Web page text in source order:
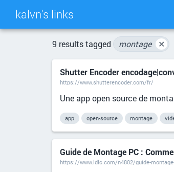
kalvn's links
9 results tagged montage ✕
Shutter Encoder
https://www.shutterencoder.com/fr/
Une app open source de
app open-source montage
Guide de Montage PC :
https://www.ldlc.com/n4802/guide-